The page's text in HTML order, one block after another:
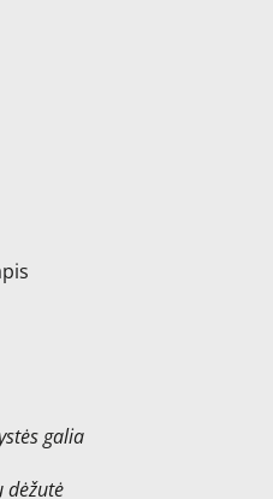
galia
dėžutė